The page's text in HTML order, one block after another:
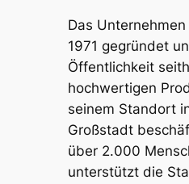
Das
1971 gegründet
Öffentlichkeit
hochwertigen
seinem Standort
Großstadt
über 2.000
unterstützt die